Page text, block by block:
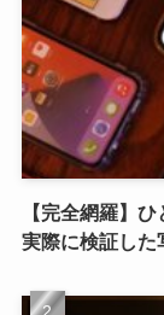
【完全網羅】
実際に検証した